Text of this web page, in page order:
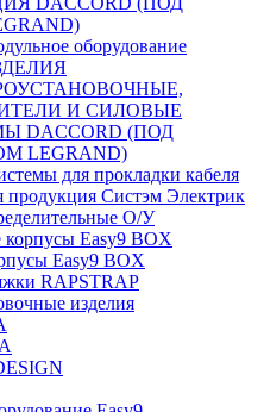
оборудование
И СИЛОВЫЕ
DACCORD (ПОД
LEGRAND)
для прокладки кабеля
продукция Систэм Электрик
О/У
корпусы Easy9 BOX
Easy9 BOX
RAPSTRAP
изделия